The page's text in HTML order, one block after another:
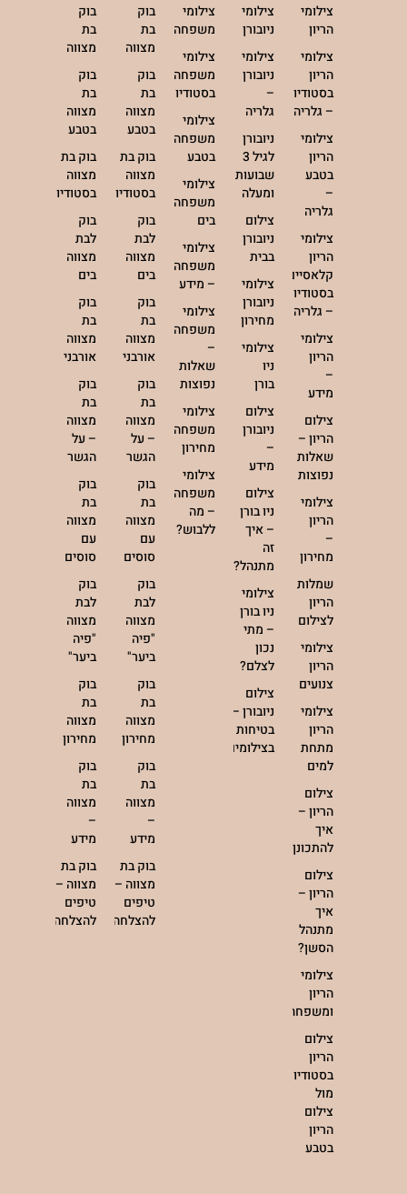
צילומי
הריון
צילומי
הריון
בסטודיו
– גלריה
צילומי
הריון
בטבע
–
גלריה
צילומי
הריון
קלאסיים
בסטודיו
– גלריה
צילומי
הריון
–
מידע
צילום
הריון –
שאלות
נפוצות
צילומי
הריון
–
מחירון
שמלות
הריון
לצילום
צילומי
הריון
צנועים
צילומי
הריון
מתחת
למים
צילום
הריון –
איך
להתכונן?
צילום
הריון –
איך
מתנהל
הסשן?
צילומי
הריון
ומשפחה
צילום
הריון
בסטודיו
מול
צילום
הריון
בטבע
צילומי
ניובורן
צילומי
ניובורן
–
גלריה
ניובורן
לגיל 3
שבועות
ומעלה
צילום
ניובורן
בבית
צילומי
ניובורן
מחירון
צילומי
ניו
בורן
צילום
ניובורן
–
מידע
צילום
ניו בורן
– איך
זה
מתנהל?
צילומי
ניו בורן
– מתי
נכון
לצלם?
צילום
ניובורן –
בטיחות
בצילומים
צילומי
משפחה
צילומי
משפחה
בסטודיו
צילומי
משפחה
בטבע
צילומי
משפחה
בים
צילומי
משפחה
– מידע
צילומי
משפחה
–
שאלות
נפוצות
צילומי
משפחה
מחירון
צילומי
משפחה
– מה
ללבוש?
בוק
בת
מצווה
בוק
בת
מצווה
בטבע
בוק בת
מצווה
בסטודיו
בוק
לבת
מצווה
בים
בוק
בת
מצווה
אורבני
בוק
בת
מצווה
– על
הגשר
בוק
בת
מצווה
עם
סוסים
בוק
לבת
מצווה
"פיה
ביער"
בוק
בת
מצווה
מחירון
בוק
בת
מצווה
–
מידע
בוק בת
מצווה –
טיפים
להצלחה
בוק
בת
מצווה
בוק
בת
מצווה
בטבע
בוק בת
מצווה
בסטודיו
בוק
לבת
מצווה
בים
בוק
בת
מצווה
אורבני
בוק
בת
מצווה
– על
הגשר
בוק
בת
מצווה
עם
סוסים
בוק
לבת
מצווה
"פיה
ביער"
בוק
בת
מצווה
מחירון
בוק
בת
מצווה
–
מידע
בוק בת
מצווה –
טיפים
להצלחה